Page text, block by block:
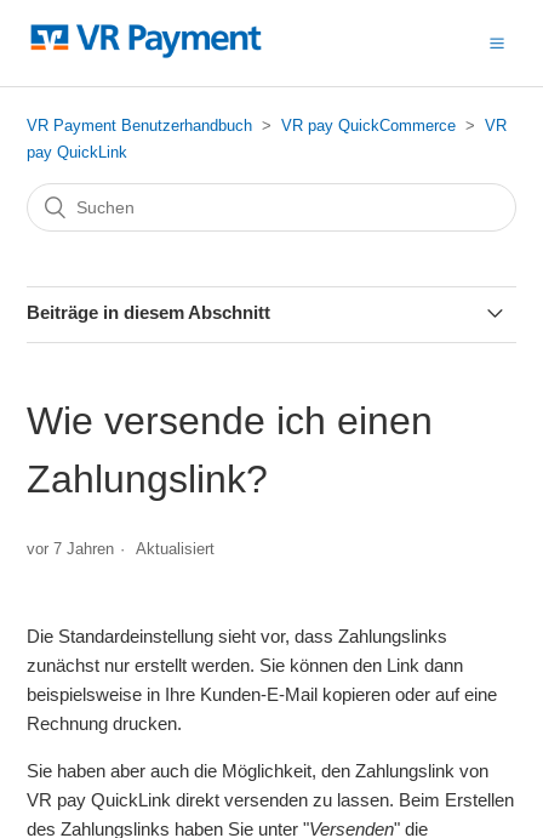
VR Payment Benutzerhandbuch VR pay QuickCommerce
VR
pay QuickLink
Beiträge in diesem Abschnitt
Wie erstelle ich einen Zahlungslink?
Wie versende ich einen Zahlungslink?
Welche Datenfelder benötige ich zum Import von
Wie versende ich einen
Zahlungslink?
vor 7 Jahren Aktualisiert
Die Standardeinstellung sieht vor, dass Zahlungslinks
zunächst nur erstellt werden. Sie können den Link dann
beispielsweise in Ihre Kunden-E-Mail kopieren oder auf eine
Rechnung drucken.
Sie haben aber auch die Möglichkeit, den Zahlungslink von
VR pay QuickLink direkt versenden zu lassen. Beim Erstellen
des Zahlungslinks haben Sie unter "Versenden" die